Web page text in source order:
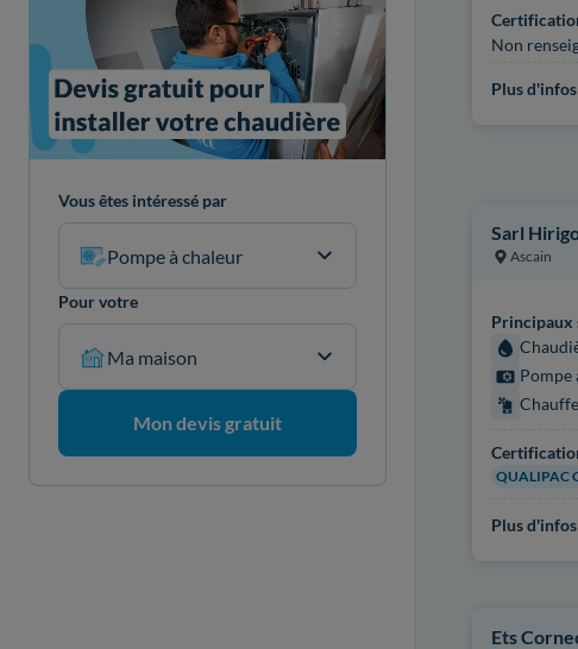
Vous êtes intéressé par
Pompe à chaleur
Pour votre
Ma maison
Mon devis gratuit
Non
Plus
Sarl
Ascain
Principaux
Pompe
QUALIPAC
Plus
Ets